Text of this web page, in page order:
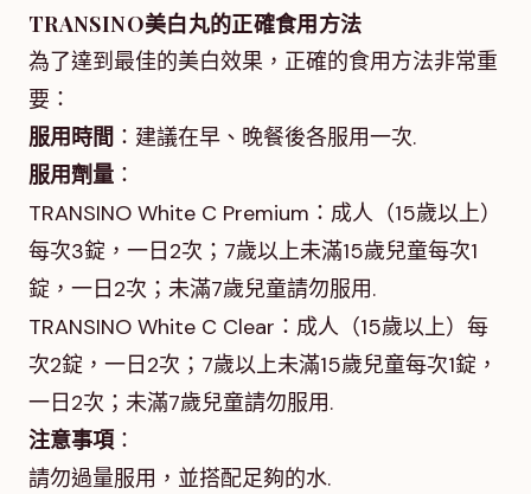
TRANSINO美白丸的正確食用方法
為了達到最佳的美白效果，正確的食用方法非常重
要：
服用時間 ：建議在早、晚餐後各服用一次.
服用劑量 ：
TRANSINO White C Premium：成人（15歲以上）
每次3錠，一日2次；7歲以上未滿15歲兒童每次1
錠，一日2次；未滿7歲兒童請勿服用.
TRANSINO White C Clear：成人（15歲以上）每
次2錠，一日2次；7歲以上未滿15歲兒童每次1錠，
一日2次；未滿7歲兒童請勿服用.
注意事項：
請勿過量服用，並搭配足夠的水.